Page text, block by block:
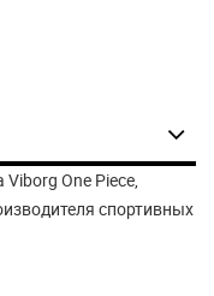
Viborg One Piece,
спортивных